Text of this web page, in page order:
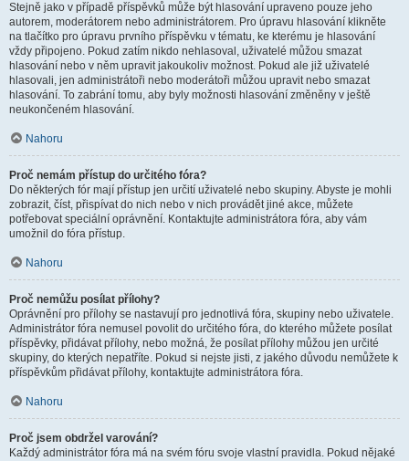
Stejně jako v případě příspěvků může být hlasování upraveno pouze jeho
autorem, moderátorem nebo administrátorem. Pro úpravu hlasování klikněte
na tlačítko pro úpravu prvního příspěvku v tématu, ke kterému je hlasování
vždy připojeno. Pokud zatím nikdo nehlasoval, uživatelé můžou smazat
hlasování nebo v něm upravit jakoukoliv možnost. Pokud ale již uživatelé
hlasovali, jen administrátoři nebo moderátoři můžou upravit nebo smazat
hlasování. To zabrání tomu, aby byly možnosti hlasování změněny v ještě
neukončeném hlasování.
Nahoru
Proč nemám přístup do určitého fóra?
Do některých fór mají přístup jen určití uživatelé nebo skupiny. Abyste je mohli
zobrazit, číst, přispívat do nich nebo v nich provádět jiné akce, můžete
potřebovat speciální oprávnění. Kontaktujte administrátora fóra, aby vám
umožnil do fóra přístup.
Nahoru
Proč nemůžu posílat přílohy?
Oprávnění pro přílohy se nastavují pro jednotlivá fóra, skupiny nebo uživatele.
Administrátor fóra nemusel povolit do určitého fóra, do kterého můžete posílat
příspěvky, přidávat přílohy, nebo možná, že posílat přílohy můžou jen určité
skupiny, do kterých nepatříte. Pokud si nejste jisti, z jakého důvodu nemůžete k
příspěvkům přidávat přílohy, kontaktujte administrátora fóra.
Nahoru
Proč jsem obdržel varování?
Každý administrátor fóra má na svém fóru svoje vlastní pravidla. Pokud nějaké